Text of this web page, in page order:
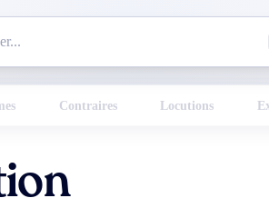
Contraires Locutions